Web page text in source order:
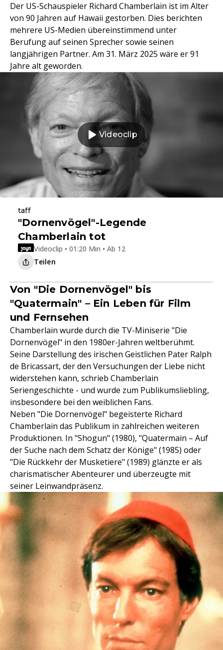
Der US-Schauspieler Richard Chamberlain ist im Alter
von 90 Jahren auf Hawaii gestorben. Dies berichten
mehrere US-Medien übereinstimmend unter
Berufung auf seinen Sprecher sowie seinen
langjährigen Partner. Am 31. März 2025 wäre er 91
Jahre alt geworden.
Videoclip
taff
"Dornenvögel"-Legende
Chamberlain tot
Videoclip • 01:20 Min • Ab 12
Teilen
Von "Die Dornenvögel" bis
"Quatermain" – Ein Leben für Film
und Fernsehen
Chamberlain wurde durch die TV-Miniserie "Die
Dornenvögel" in den 1980er-Jahren weltberühmt.
Seine Darstellung des irischen Geistlichen Pater Ralph
de Bricassart, der den Versuchungen der Liebe nicht
widerstehen kann, schrieb Chamberlain
Seriengeschichte - und wurde zum Publikumsliebling,
insbesondere bei den weiblichen Fans.
Neben "Die Dornenvögel" begeisterte Richard
Chamberlain das Publikum in zahlreichen weiteren
Produktionen. In "Shogun" (1980), "Quatermain – Auf
der Suche nach dem Schatz der Könige" (1985) oder
"Die Rückkehr der Musketiere" (1989) glänzte er als
charismatischer Abenteurer und überzeugte mit
seiner Leinwandpräsenz.